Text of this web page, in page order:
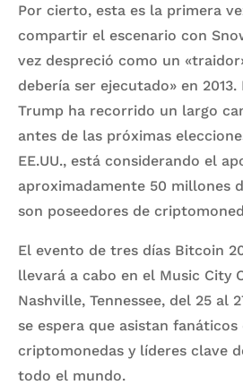
Por cierto, esta es la primera
compartir el escenario con
vez despreció como un
debería ser ejecutado» en
Trump ha recorrido un largo
antes de las próximas
EE.UU., está considerando el
aproximadamente 50 millones
son poseedores de
El evento de tres días Bitcoin
llevará a cabo en el Music City
Nashville, Tennessee, del 25 al
se espera que asistan fanáticos
criptomonedas y líderes clave
todo el mundo.